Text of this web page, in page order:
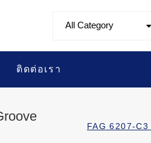
All Category
ติดต่อเรา
FAG 6207-